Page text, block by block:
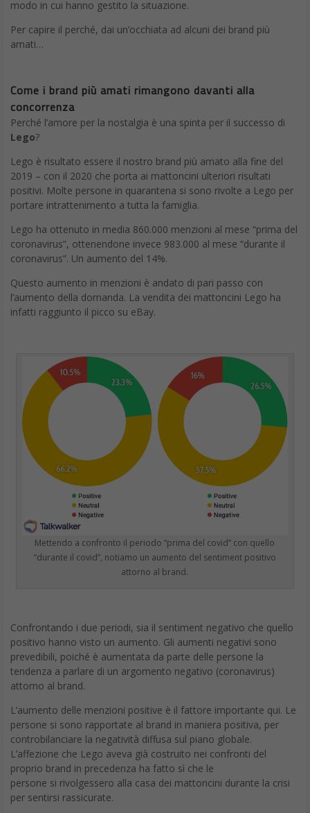
Per capire il perché, dai un’occhiata ad alcuni dei brand più
concorrenza
Perché l’amore per la nostalgia è una spinta per il successo di
Lego?
Lego è risultato essere il nostro brand più amato alla fine del
2019 – con il 2020 che porta ai mattoncini ulteriori risultati
positivi. Molte persone in quarantena si sono rivolte a Lego per
portare intrattenimento a tutta la famiglia.
Lego ha ottenuto in media 860.000 menzioni al mese “prima del
coronavirus”, ottenendone invece 983.000 al mese “durante il
coronavirus”. Un aumento del 14%.
Questo aumento in menzioni è andato di pari passo con
l’aumento della domanda. La vendita dei mattoncini Lego ha
infatti raggiunto il picco su eBay.
Mettendo a confronto il periodo “prima del covid” con quello
“durante il covid”, notiamo un aumento del sentiment positivo
attorno al brand.
prevedibili, poiché è aumentata da parte delle persone la
tendenza a parlare di un argomento negativo (coronavirus)
attorno al brand.
L’aumento delle menzioni positive è il fattore importante qui. Le
controbilanciare la negatività diffusa sul piano globale.
L’affezione che Lego aveva già costruito nei confronti del
proprio brand in precedenza ha fatto sì che le
persone si rivolgessero alla casa dei mattoncini durante la crisi
per sentirsi rassicurate.